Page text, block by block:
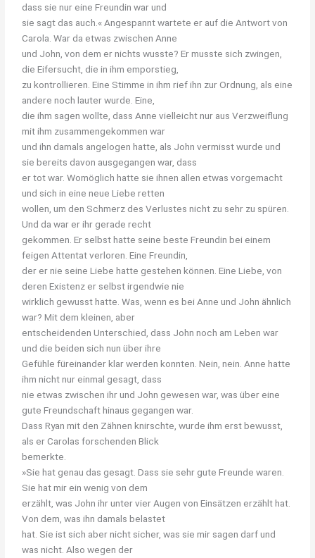
dass sie nur eine Freundin war und
sie sagt das auch.« Angespannt wartete er auf die Antwort von
Carola. War da etwas zwischen Anne
und John, von dem er nichts wusste? Er musste sich zwingen,
die Eifersucht, die in ihm emporstieg,
zu kontrollieren. Eine Stimme in ihm rief ihn zur Ordnung, als eine
andere noch lauter wurde. Eine,
die ihm sagen wollte, dass Anne vielleicht nur aus Verzweiflung
mit ihm zusammengekommen war
und ihn damals angelogen hatte, als John vermisst wurde und
sie bereits davon ausgegangen war, dass
er tot war. Womöglich hatte sie ihnen allen etwas vorgemacht
und sich in eine neue Liebe retten
wollen, um den Schmerz des Verlustes nicht zu sehr zu spüren.
Und da war er ihr gerade recht
gekommen. Er selbst hatte seine beste Freundin bei einem
feigen Attentat verloren. Eine Freundin,
der er nie seine Liebe hatte gestehen können. Eine Liebe, von
deren Existenz er selbst irgendwie nie
wirklich gewusst hatte. Was, wenn es bei Anne und John ähnlich
war? Mit dem kleinen, aber
entscheidenden Unterschied, dass John noch am Leben war
und die beiden sich nun über ihre
Gefühle füreinander klar werden konnten. Nein, nein. Anne hatte
ihm nicht nur einmal gesagt, dass
nie etwas zwischen ihr und John gewesen war, was über eine
gute Freundschaft hinaus gegangen war.
Dass Ryan mit den Zähnen knirschte, wurde ihm erst bewusst,
als er Carolas forschenden Blick
bemerkte.
»Sie hat genau das gesagt. Dass sie sehr gute Freunde waren.
Sie hat mir ein wenig von dem
erzählt, was John ihr unter vier Augen von Einsätzen erzählt hat.
Von dem, was ihn damals belastet
hat. Sie ist sich abernicht sicher, was sie mir sagen darfund
was nicht. Also wegen der